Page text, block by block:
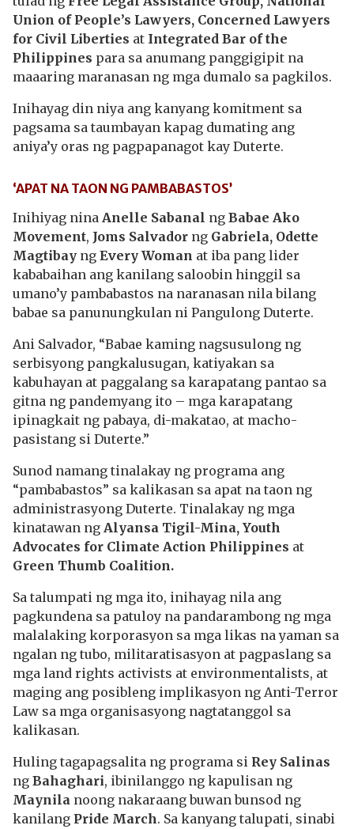
Union of People’s Lawyers, Concerned Lawyers
for Civil Liberties at Integrated Bar of the
Philippines para sa anumang panggigipit na
maaaring maranasan ng mga dumalo sa pagkilos.
Inihayag din niya ang kanyang komitment sa
pagsama sa taumbayan kapag dumating ang
aniya’y oras ng pagpapanagot kay Duterte.
‘APAT NA TAON NG PAMBABASTOS’
Inihiyag nina Anelle Sabanal ng Babae Ako
Movement, Joms Salvador ng Gabriela, Odette
Magtibay ng Every Woman at iba pang lider
kababaihan ang kanilang saloobin hinggil sa
umano’y pambabastos na naranasan nila bilang
babae sa panunungkulan ni Pangulong Duterte.
Ani Salvador, “Babae kaming nagsusulong ng
serbisyong pangkalusugan, katiyakan sa
kabuhayan at paggalang sa karapatang pantao sa
gitna ng pandemyang ito – mga karapatang
ipinagkait ng pabaya, di-makatao, at macho-
pasistang si Duterte.”
Sunod namang tinalakay ng programa ang
“pambabastos” sa kalikasan sa apat na taon ng
administrasyong Duterte. Tinalakay ng mga
kinatawan ng Alyansa Tigil-Mina, Youth
Advocates for Climate Action Philippines at
Green Thumb Coalition.
Sa talumpati ng mga ito, inihayag nila ang
pagkundena sa patuloy na pandarambong ng mga
malalaking korporasyon sa mga likas na yaman sa
ngalan ng tubo, militaratisasyon at pagpaslang sa
mga land rights activists at environmentalists, at
maging ang posibleng implikasyon ng Anti-Terror
Law sa mga organisasyong nagtatanggol sa
kalikasan.
Huling tagapagsalita ng programa si Rey Salinas
ng Bahaghari, ibinilanggo ng kapulisan ng
Maynila noong nakaraang buwan bunsod ng
kanilang Pride March. Sa kanyang talupati, sinabi